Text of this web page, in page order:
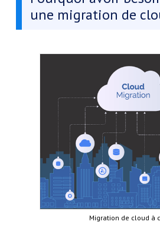
une migration de
Migration de cloud à